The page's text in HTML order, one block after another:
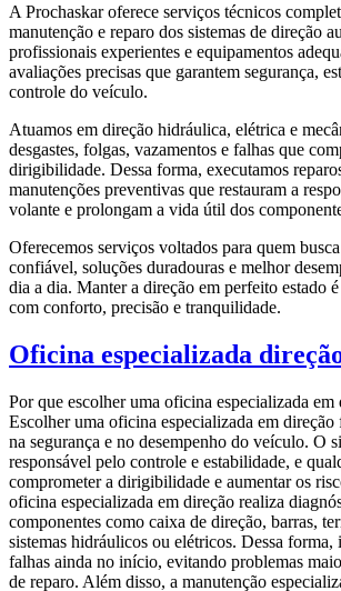
A Prochaskar oferece serviços técnicos
manutenção e reparo dos sistemas de direção
profissionais experientes e equipamentos
avaliações precisas que garantem segurança,
controle do veículo.
Atuamos em direção hidráulica, elétrica e
desgastes, folgas, vazamentos e falhas que
dirigibilidade. Dessa forma, executamos
manutenções preventivas que restauram a
volante e prolongam a vida útil dos
Oferecemos serviços voltados para quem
confiável, soluções duradouras e melhor
dia a dia. Manter a direção em perfeito estado
com conforto, precisão e tranquilidade.
Oficina especializada
Por que escolher uma oficina especializada
Escolher uma oficina especializada em direção
na segurança e no desempenho do veículo. O
responsável pelo controle e estabilidade, e
comprometer a dirigibilidade e aumentar os
oficina especializada em direção realiza
componentes como caixa de direção, barras,
sistemas hidráulicos ou elétricos. Dessa forma,
falhas ainda no início, evitando problemas
de reparo. Além disso, a manutenção